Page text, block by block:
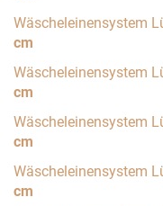
Wäscheleinensystem
cm
Wäscheleinensystem
cm
Wäscheleinensystem
cm
Wäscheleinensystem
cm